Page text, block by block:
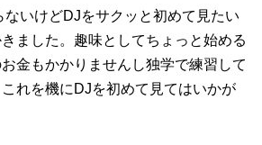
いけどDJをサクッと初めて見たい
ました。趣味としてちょっと始める
金もかかりませんし独学で練習して
れを機にDJを初めて見てはいかが